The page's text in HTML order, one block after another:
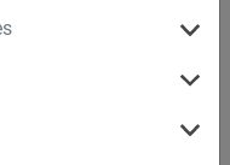
g, 2,90 x